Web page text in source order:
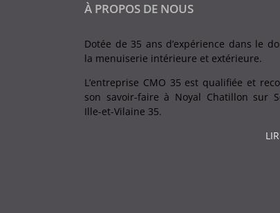
À PROPOS DE NOUS
Dotée de 35 ans d’expérience dans le
la menuiserie intérieure et extérieure.
L’entreprise CMO 35 est qualifiée et
son savoir-faire à Noyal Chatillon sur
Ille-et-Vilaine 35.